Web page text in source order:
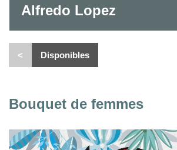
Alfredo Lopez
< Disponibles
Bouquet de femmes